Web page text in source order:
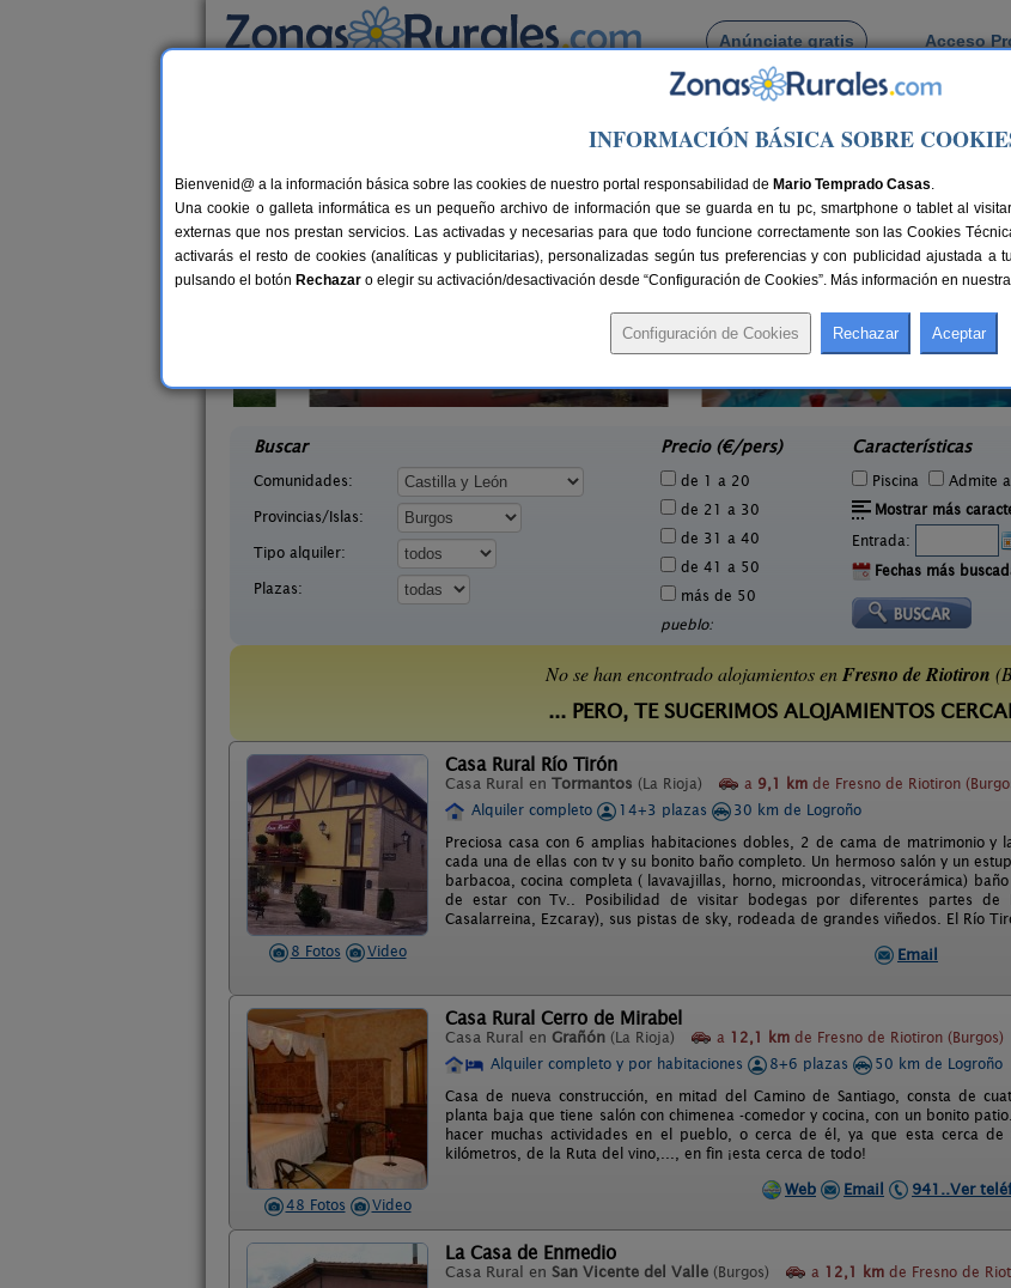
Anúnciate gratis Acceso
Busca por pueblo
> Fresno de Riotiron
Casas Rurales cerca de Fresno de Riotiron
22 €
Casa Rural El Tirabeque
Buscar
Comunidades:
Provincias/Islas:
Tipo alquiler:
Plazas:
Precio (€/pers)
de 1 a 20
de 21 a 30
de 31 a 40
de 41 a 50
más de 50
pueblo:
Características
Piscina Admite
Mostrar más
Entrada:
Fechas más
No se han encontrado alojamientos enFresno de Riotiron
... PERO, TE SUGERIMOS ALOJAMIENTOS
8 Fotos Video
Casa Rural Río Tirón
Casa Rural en Tormantos (La Rioja) a 9,1 km de Fresno de Riotiron
Alquiler completo
14+3 plazas
30 km de Logroño
Preciosa casa con 6 amplias habitaciones dobles, 2 de cama de matrimonio y
cada una de ellas con tv y su bonito baño completo. Un hermoso salón y un
barbacoa, cocina completa ( lavavajillas, horno, microondas, vitrocerámica)
de estar con Tv.. Posibilidad de visitar bodegas por diferentes partes de
Casalarreina, Ezcaray), sus pistas de sky, rodeada de grandes viñedos. El Río
Email
48 Fotos Video
Casa Rural Cerro de Mirabel
Casa Rural en Grañón (La Rioja) a 12,1 km de Fresno de Riotiron (Burgos)
Alquiler completo y por habitaciones
8+6 plazas
50 km de Logroño
Casa de nueva construcción, en mitad del Camino de Santiago, consta de
planta baja que tiene salón con chimenea -comedor y cocina, con un bonito
hacer muchas actividades en el pueblo, o cerca de él, ya que esta cerca
kilómetros, de la Ruta del vino,..., en fin ¡esta cerca de todo!
Web
Email 941..Ver
La Casa de Enmedio
Casa Rural en San Vicente del Valle (Burgos) a 12,1 km de Fresno de
INFORMACIÓN BÁSICA SOBRE
Bienvenid@ a la información básica sobre las cookies de nuestro portal responsabilidad de Mario Temprado Casas.
Una cookie o galleta informática es un pequeño archivo de información que se guarda en tu pc, smartphone o tablet al
externas que nos prestan servicios. Las activadas y necesarias para que todo funcione correctamente son las Cookies
activarás el resto de cookies (analíticas y publicitarias), personalizadas según tus preferencias y con publicidad ajustada a
pulsando el botón Rechazar o elegir su activación/desactivación desde “Configuración de Cookies”. Más información en nuestra